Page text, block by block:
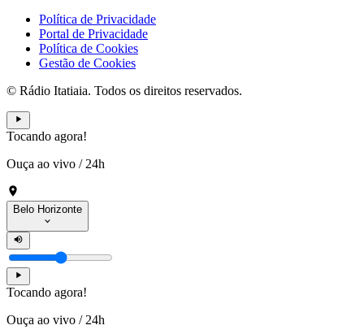
Política de Privacidade
Portal de Privacidade
Política de Cookies
Gestão de Cookies
© Rádio Itatiaia. Todos os direitos reservados.
Tocando agora!
Ouça ao vivo / 24h
Belo Horizonte
Tocando agora!
Ouça ao vivo / 24h